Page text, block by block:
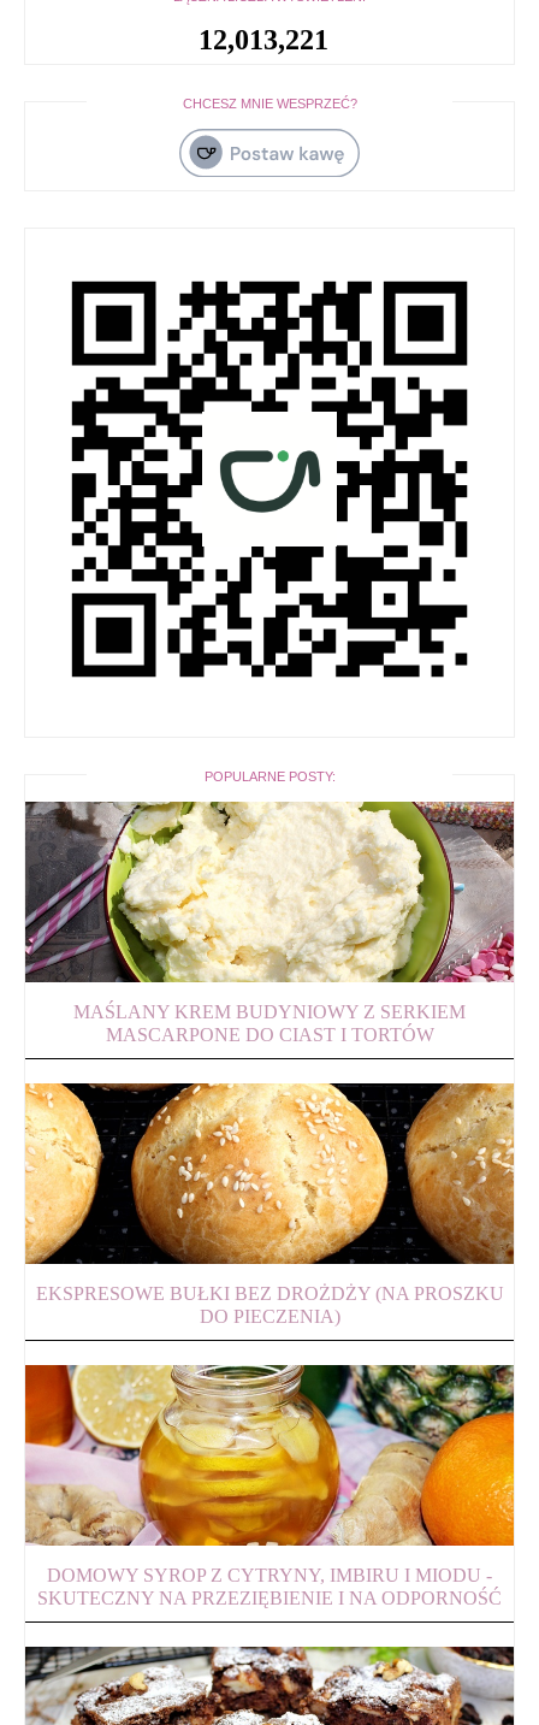
12,013,221
CHCESZ MNIE WESPRZEĆ?
POPULARNE POSTY:
MAŚLANY KREM BUDYNIOWY Z SERKIEM
MASCARPONE DO CIAST I TORTÓW
EKSPRESOWE BUŁKI BEZ DROŻDŻY (NA PROSZKU
DO PIECZENIA)
DOMOWY SYROP Z CYTRYNY, IMBIRU I MIODU -
SKUTECZNY NA PRZEZIĘBIENIE I NA ODPORNOŚĆ